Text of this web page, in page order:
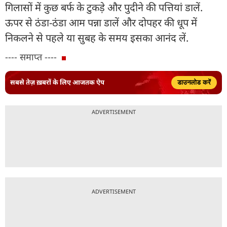
गिलासों में कुछ बर्फ के टुकड़े और पुदीने की पत्तियां डालें.
ऊपर से ठंडा-ठंडा आम पन्ना डालें और दोपहर की धूप में
निकलने से पहले या सुबह के समय इसका आनंद लें.
---- समाप्त ----
सबसे तेज़ ख़बरों के लिए आजतक ऐप डाउनलोड करें
ADVERTISEMENT
ADVERTISEMENT